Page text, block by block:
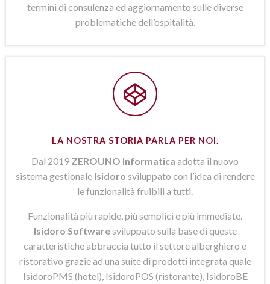
termini di consulenza ed aggiornamento sulle diverse
problematiche dell’ospitalità.
LA NOSTRA STORIA PARLA PER NOI.
Dal 2019 ZEROUNO Informatica adotta il nuovo
sistema gestionale Isidoro sviluppato con l’idea di rendere
le funzionalità fruibili a tutti.
Funzionalità più rapide, più semplici e più immediate.
Isidoro Softwaresviluppato sulla base di queste
caratteristiche abbraccia tutto il settore alberghiero e
ristorativo grazie ad una suite di prodotti integrata quale
IsidoroPMS (hotel), IsidoroPOS (ristorante), IsidoroBE